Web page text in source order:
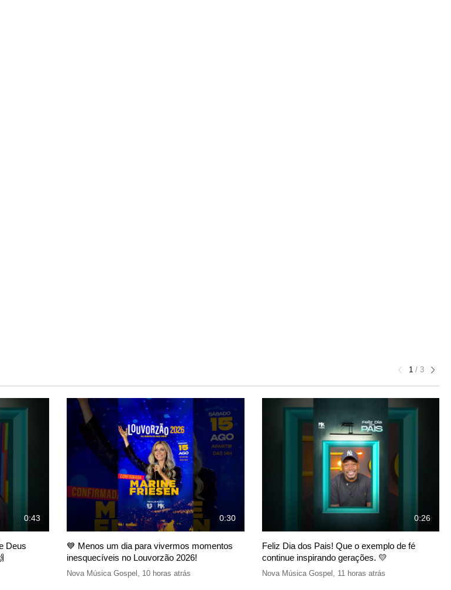
1 / 3
0:43
Deus
0:30
💙 Menos um dia para vivermos momentos
inesquecíveis no Louvorzão 2026!
Nova Música Gospel 10 horas atrás
0:26
Feliz Dia dos Pais! Que o exemplo de fé
continue inspirando gerações. 💛
Nova Música Gospel 11 horas atrás